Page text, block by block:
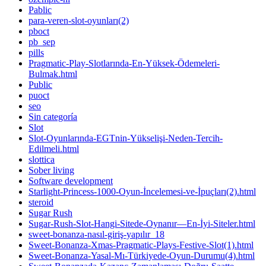
Pablic
para-veren-slot-oyunları(2)
pboct
pb_sep
pills
Pragmatic-Play-Slotlarında-En-Yüksek-Ödemeleri-
Bulmak.html
Public
puoct
seo
Sin categoría
Slot
Slot-Oyunlarında-EGTnin-Yükselişi-Neden-Tercih-
Edilmeli.html
slottica
Sober living
Software development
Starlight-Princess-1000-Oyun-İncelemesi-ve-İpuçları(2).html
steroid
Sugar Rush
Sugar-Rush-Slot-Hangi-Sitede-Oynanır—En-İyi-Siteler.html
sweet-bonanza-nasıl-giriş-yapılır_18
Sweet-Bonanza-Xmas-Pragmatic-Plays-Festive-Slot(1).html
Sweet-Bonanza-Yasal-Mı-Türkiyede-Oyun-Durumu(4).html